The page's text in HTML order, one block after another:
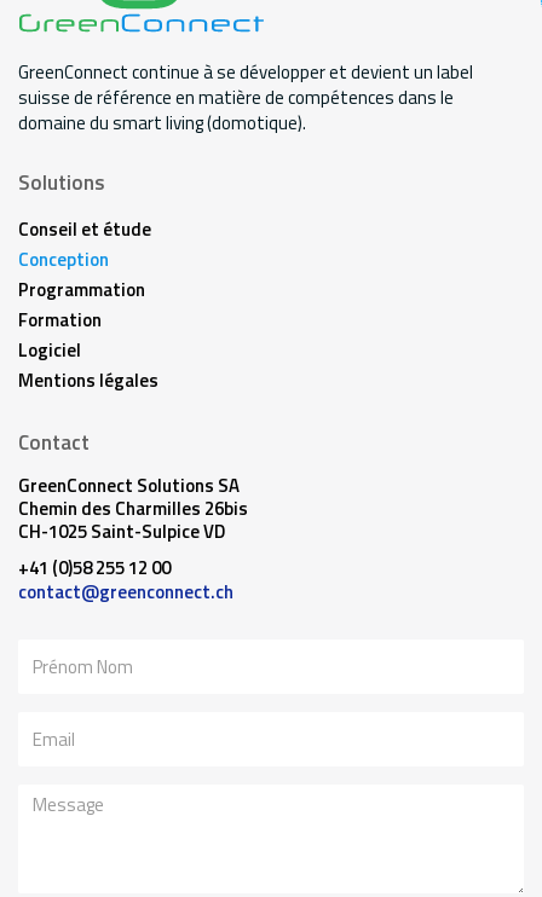
GreenConnect continue à se développer et devient un label
suisse de référence en matière de compétences dans le
domaine du smart living (domotique).
Solutions
Conseil et étude
Conception
Programmation
Formation
Logiciel
Mentions légales
Contact
GreenConnect Solutions SA
Chemin des Charmilles 26bis
CH-1025 Saint-Sulpice VD
+41 (0)58 255 12 00
contact@greenconnect.ch
Message